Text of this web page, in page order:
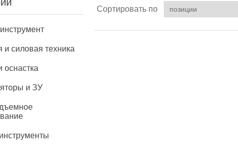
и силовая техника
оснастка
и ЗУ
Сортировать по